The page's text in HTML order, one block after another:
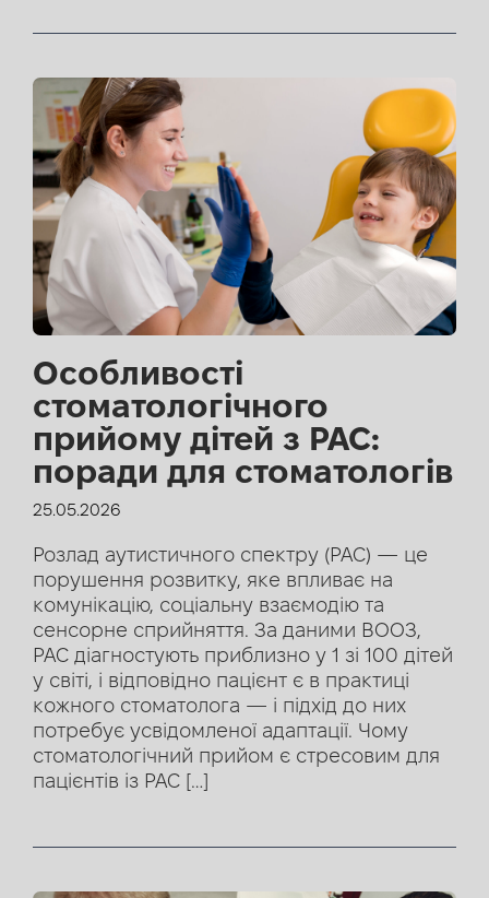
Особливості
стоматологічного
прийому дітей з РАС:
поради для стоматологів
25.05.2026
Розлад аутистичного спектру (РАС) — це
порушення розвитку, яке впливає на
комунікацію, соціальну взаємодію та
сенсорне сприйняття. За даними ВООЗ,
РАС діагностують приблизно у 1 зі 100 дітей
у світі, і відповідно пацієнт є в практиці
кожного стоматолога — і підхід до них
потребує усвідомленої адаптації. Чому
стоматологічний прийом є стресовим для
пацієнтів із РАС […]